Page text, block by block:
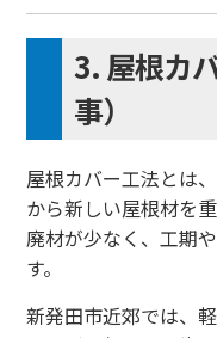
3. 屋根カ
事）
屋根カバー工法とは
から新しい屋根材を
廃材が少なく、工期
す。
新発田市近郊では、